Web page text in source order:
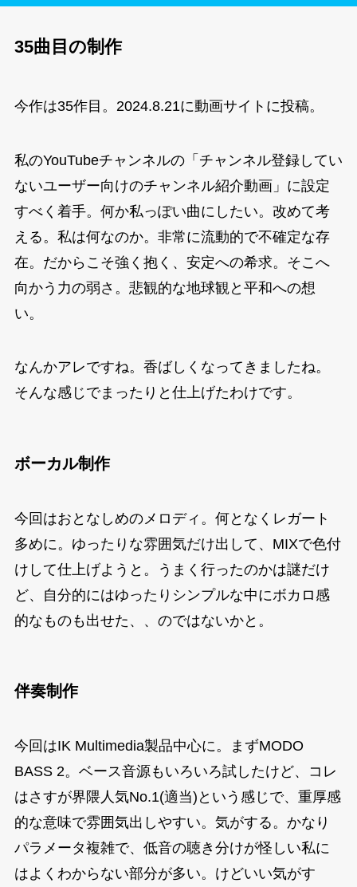
35曲目の制作
今作は35作目。2024.8.21に動画サイトに投稿。
私のYouTubeチャンネルの「チャンネル登録してい
ないユーザー向けのチャンネル紹介動画」に設定
すべく着手。何か私っぽい曲にしたい。改めて考
える。私は何なのか。非常に流動的で不確定な存
在。だからこそ強く抱く、安定への希求。そこへ
向かう力の弱さ。悲観的な地球観と平和への想
い。
なんかアレですね。香ばしくなってきましたね。
そんな感じでまったりと仕上げたわけです。
ボーカル制作
今回はおとなしめのメロディ。何となくレガート
多めに。ゆったりな雰囲気だけ出して、MIXで色付
けして仕上げようと。うまく行ったのかは謎だけ
ど、自分的にはゆったりシンプルな中にボカロ感
的なものも出せた、、のではないかと。
伴奏制作
今回はIK Multimedia製品中心に。まずMODO
BASS 2。ベース音源もいろいろ試したけど、コレ
はさすが界隈人気No.1(適当)という感じで、重厚感
的な意味で雰囲気出しやすい。気がする。かなり
パラメータ複雑で、低音の聴き分けが怪しい私に
はよくわからない部分が多い。けどいい気がす